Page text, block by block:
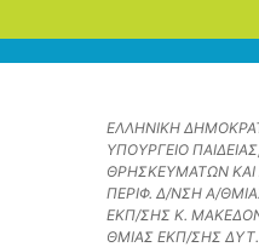
ΕΛΛΗΝΙΚΗ
ΥΠΟΥΡΓΕΙΟ ΠΑΙΔΕΙΑΣ,
ΘΡΗΣΚΕΥΜΑΤΩΝ
ΠΕΡΙΦ. Δ/ΝΣΗ Α/
ΕΚΠ/ΣΗΣ Κ.
ΘΜΙΑΣ ΕΚΠ/ΣΗΣ ΔΥΤ.